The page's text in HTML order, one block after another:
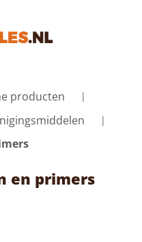
producten
en primers